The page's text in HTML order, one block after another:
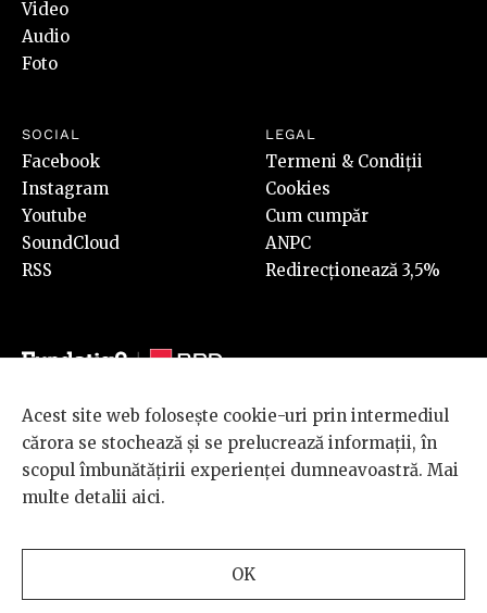
Video
Audio
Foto
SOCIAL
Facebook
Instagram
Youtube
SoundCloud
RSS
LEGAL
Termeni & Condiții
Cookies
Cum cumpăr
ANPC
Redirecționează 3,5%
© 2026 BRD Groupe Société Générale, toate drepturile rezervate.
Scena 9 este un proiect sustinut de
BRD GROUPE SOCIÉTÉ
GÉNÉRALE
Acest site web folosește cookie-uri prin intermediul
cărora se stochează și se prelucrează informații, în
scopul îmbunătățirii experienței dumneavoastră. Mai
multe detalii aici.
OK